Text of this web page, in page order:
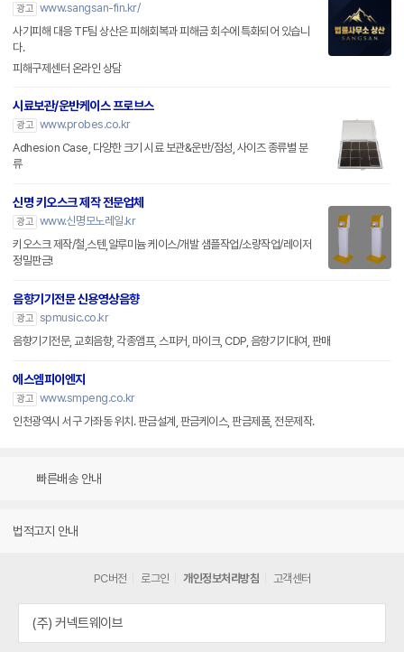
광고 www.sangsan-fin.kr/
사기피해 대응 TF팀 상산은 피해회복과 피해금 회수에 특화되어 있습니
다.
피해구제센터 온라인 상담
시료보관/운반케이스 프로브스
광고 www.probes.co.kr
Adhesion Case, 다양한 크기 시료 보관&운반/점성, 사이즈 종류별 분
류
신명 키오스크 제작 전문업체
광고 www.신명모노레일.kr
키오스크 제작/철,스텐,알루미늄 케이스/개발 샘플작업/소량작업/레이저
정밀판금!
음향기기전문 신용영상음향
광고 spmusic.co.kr
음향기기전문, 교회음향, 각종앰프, 스피커, 마이크, CDP, 음향기기대여, 판매
에스엠피이엔지
광고 www.smpeng.co.kr
인천광역시 서구 가좌동 위치. 판금설계, 판금케이스, 판금제품, 전문제작.
빠른배송 안내
법적고지 안내
PC버전 로그인 개인정보처리방침 고객센터
(주) 커넥트웨이브